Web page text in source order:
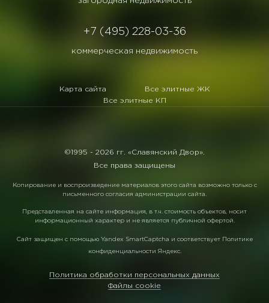
+7 (495) 228-03-36
коммерческая недвижимость
Карта сайта
Все элитные ЖК
Все элитные КП
©1995 - 2026 гг. «Славянский Двор».
Все права защищены
Копирование и воспроизведение материалов этого сайта возможно только с
письменного согласия администрации сайта.
Представленная на сайте информация, в т.ч. стоимость объектов, носит
информационный характер и не является публичной офертой.
Сайт защищен с помощью Yandex SmartCaptcha и соответствует Политике
конфиденциальности Яндекс.
Политика обработки персональных данных
Файлы cookie